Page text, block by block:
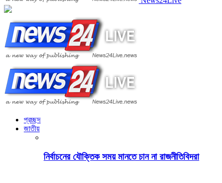
প্রচ্ছদ
জাতীয়
নির্বাচনের যৌক্তিক সময় মানতে চান না রাজনীতিবিদরা